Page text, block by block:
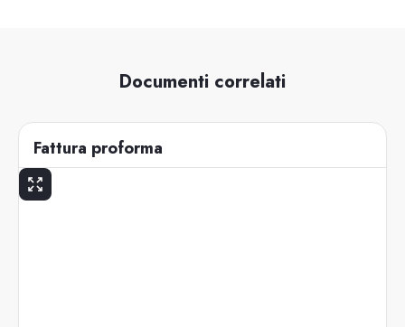
Documenti correlati
Fattura proforma